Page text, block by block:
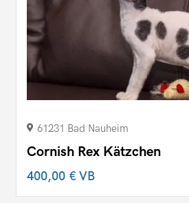
61231 Bad Nauheim
Cornish Rex Kätzchen
400,00 €VB